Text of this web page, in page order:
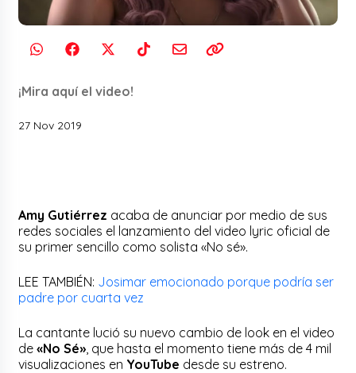
¡Mira aquí el video!
27 Nov 2019
Amy Gutiérrez acaba de anunciar por medio de sus
redes sociales el lanzamiento del video lyric oficial de
su primer sencillo como solista «No sé».
LEE TAMBIÉN: Josimar emocionado porque podría ser
padre por cuarta vez
La cantante lució su nuevo cambio de look en el video
de«No Sé» , que hasta el momento tiene más de 4 mil
visualizaciones en YouTube desde su estreno.